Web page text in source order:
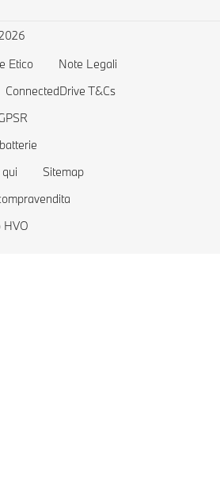
Etico
Note Legali
ConnectedDrive T&Cs
Sitemap
HVO